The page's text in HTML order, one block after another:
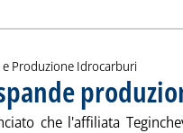
e Produzione Idrocarburi
che l'affiliata